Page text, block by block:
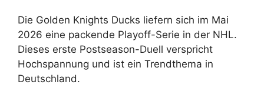
Die Golden Knights Ducks liefern sich im Mai
2026 eine packende Playoff-Serie in der NHL.
Dieses erste Postseason-Duell verspricht
Hochspannung und ist ein Trendthema in
Deutschland.